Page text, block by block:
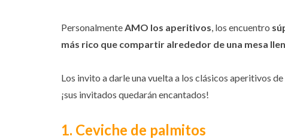
PersonalmenteAMO los aperitivos, los encuentro
más rico que compartir alrededor de una mesa
Los invito a darle una vuelta a los clásicos aperitivos
¡sus invitados quedarán encantados!
1. Ceviche de palmitos